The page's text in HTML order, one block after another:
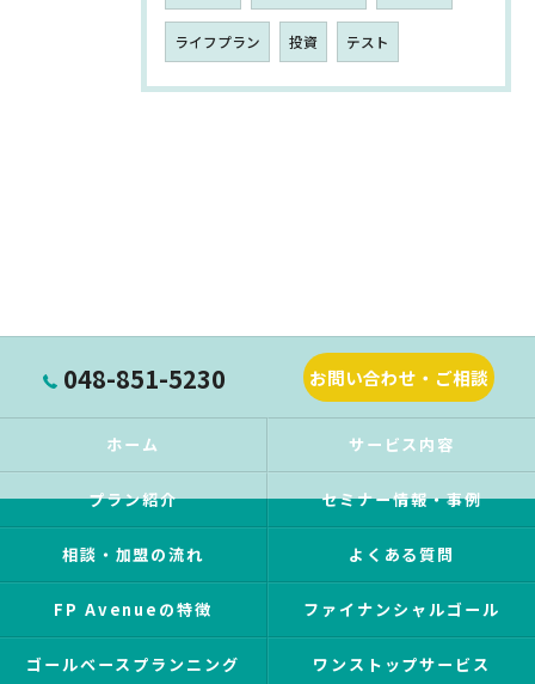
ライフプラン 投資 テスト
048-851-5230 お問い合わせ・ご相談
ホーム サービス内容
プラン紹介 セミナー情報・事例
相談・加盟の流れ よくある質問
FP Avenueの特徴 ファイナンシャルゴール
ゴールベースプランニング ワンストップサービス